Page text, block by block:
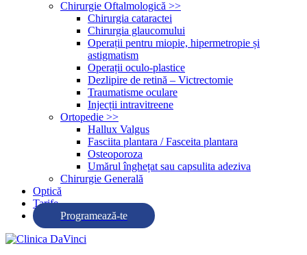
Chirurgie Oftalmologică >>
Chirurgia cataractei
Chirurgia glaucomului
Operații pentru miopie, hipermetropie și
astigmatism
Operații oculo-plastice
Dezlipire de retină – Victrectomie
Traumatisme oculare
Injecții intravitreene
Ortopedie >>
Hallux Valgus
Fasciita plantara / Fasceita plantara
Osteoporoza
Umărul înghețat sau capsulita adeziva
Chirurgie Generală
Optică
Tarife
Programează-te